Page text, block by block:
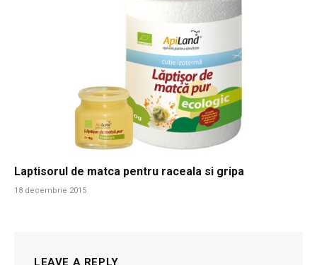
Laptisorul de matca pentru raceala si gripa
18 decembrie 2015
LEAVE A REPLY